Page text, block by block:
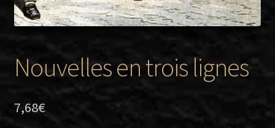
Nouvelles en trois lignes
7,68€